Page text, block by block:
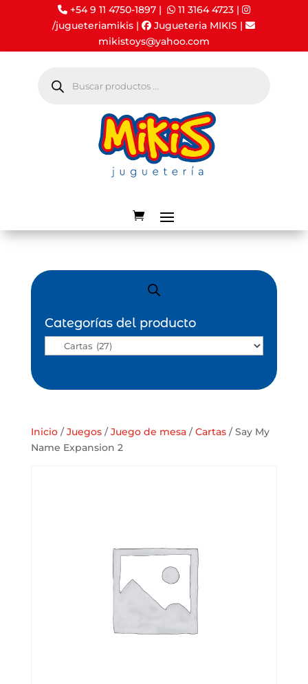
+54 9 11 4750-1897 | 11 3164 4723|
/jugueteriamikis | Jugueteria MIKIS |
mikistoys@yahoo.com
productos
Inicio/Juegos/Juego de mesa/Cartas/ Say My
Name Expansion 2
Categorías del producto